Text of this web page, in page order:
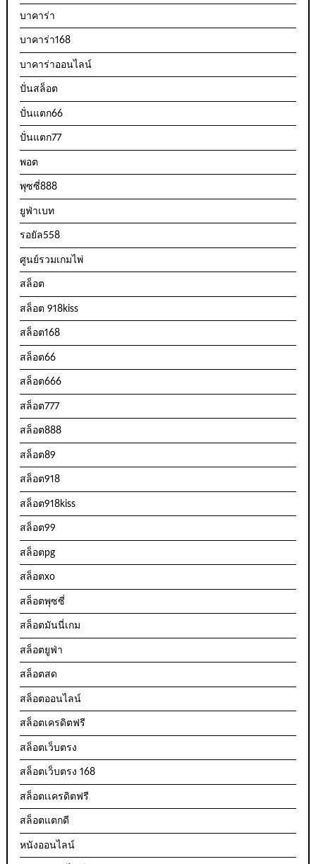
บาคาร่า
บาคาร่า168
บาคาร่าออนไลน์
ปั่นสล็อต
ปั่นแตก66
ปั่นแตก77
พอต
พุซซี่888
ยูฟ่าเบท
รอยัล558
ศูนย์รวมเกมไพ่
สล็อต
สล็อต 918kiss
สล็อต168
สล็อต66
สล็อต666
สล็อต777
สล็อต888
สล็อต89
สล็อต918
สล็อต918kiss
สล็อต99
สล็อตpg
สล็อตxo
สล็อตพุซซี่
สล็อตมันนี่เกม
สล็อตยูฟ่า
สล็อตสด
สล็อตออนไลน์
สล็อตเครดิตฟรี
สล็อตเว็บตรง
สล็อตเว็บตรง 168
สล็อตเเครดิตฟรี
สล็อตแตกดี
หนังออนไลน์